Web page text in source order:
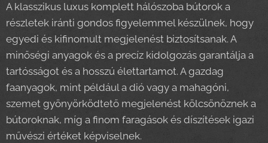
A klasszikus luxus komplett hálószoba bútorok a
részletek iránti gondos figyelemmel készülnek, hogy
egyedi és kifinomult megjelenést biztosítsanak. A
minőségi anyagok és a precíz kidolgozás garantálja a
tartósságot és a hosszú élettartamot. A gazdag
faanyagok, mint például a dió vagy a mahagóni,
szemet gyönyörködtető megjelenést kölcsönöznek a
bútoroknak, míg a finom faragások és díszítések igazi
művészi értéket képviselnek.